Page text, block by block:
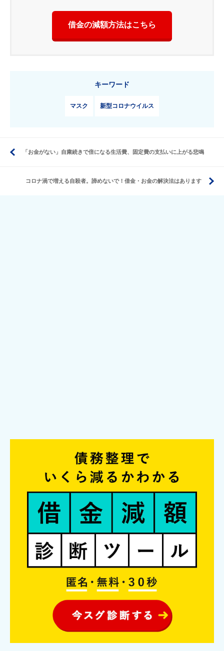
借金の減額方法はこちら
キーワード
マスク 新型コロナウイルス
「お金がない」自粛続きで倍になる生活費、固定費の支払いに上がる悲鳴
コロナ渦で増える自殺者。諦めないで！借金・お金の解決法はあります